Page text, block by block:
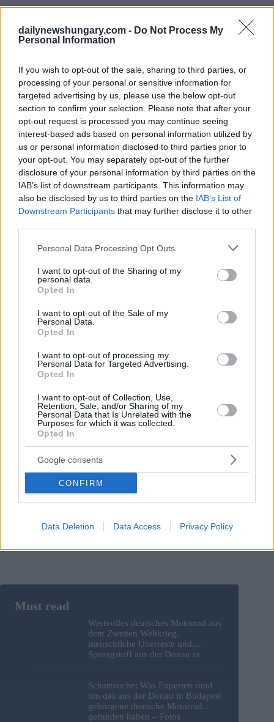
dailynewshungary.com - Do Not Process My
Personal Information
If you wish to opt-out of the sale, sharing to third parties, or
processing of your personal or sensitive information for
targeted advertising by us, please use the below opt-out
section to confirm your selection. Please note that after your
opt-out request is processed you may continue seeing
interest-based ads based on personal information utilized by
us or personal information disclosed to third parties prior to
your opt-out. You may separately opt-out of the further
disclosure of your personal information by third parties on the
IAB’s list of downstream participants. This information may
also be disclosed by us to third parties on the IAB’s List of
Downstream Participants that may further disclose it to other
Please note that this website/app uses one or more Google
not limited to your visit or usage behaviour. You may click to
grant or deny consent to Google and its third-party tags to
use your data for below specified purposes in below Google
consent section.
Personal Data Processing Opt Outs
I want to opt-out of the Sharing of my
personal data.
Opted In
I want to opt-out of the Sale of my
Personal Data.
Opted In
I want to opt-out of processing my
Personal Data for Targeted Advertising.
Opted In
I want to opt-out of Collection, Use,
Retention, Sale, and/or Sharing of my
Personal Data that Is Unrelated with the
Purposes for which it was collected.
Opted In
Google consents
CONFIRM
Data Deletion Data Access Privacy Policy
Waskovits und Gregory Gadebois in Nebenrollen.
dem Oscar, dem Golden Globe und dem BAFTA-Preis
ausgezeichnet.
Falls Sie ihn verpasst haben:
Oscar-Preisträger Nemes’ Sunset erhält FIPRESCI-
Preis beim Filmfestival in Venedig
Son of Saul gewinnt den Golden Globe fürden besten
fremdsprachigen Film in L.A.
category movie #ce #Hungary #success
Your email address will not be published. Required fields are marked
*
*
Add Comment *
Save my name, email and website in this browser for the
next time I comment.
Wertvolles deutsches Motorrad aus
dem Zweiten Weltkrieg,
menschliche Überreste und
Sprengstoff aus der Donau in
Schatzsuche: Was Experten rund
um das aus der Donau in Budapest
geborgene deutsche Motorrad
gefunden haben – Fotos